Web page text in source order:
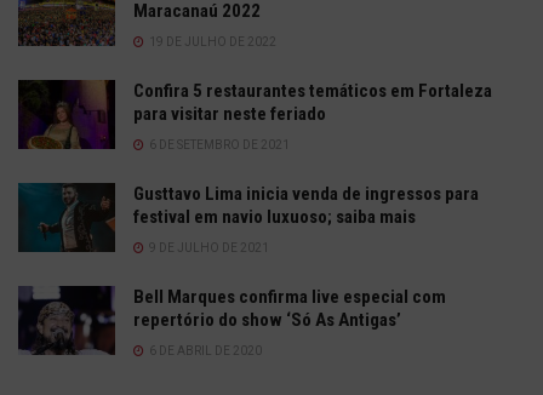
Maracanaú 2022
19 DE JULHO DE 2022
Confira 5 restaurantes temáticos em Fortaleza
para visitar neste feriado
6 DE SETEMBRO DE 2021
Gusttavo Lima inicia venda de ingressos para
festival em navio luxuoso; saiba mais
9 DE JULHO DE 2021
Bell Marques confirma live especial com
repertório do show ‘Só As Antigas’
6 DE ABRIL DE 2020